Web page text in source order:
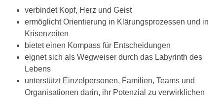
verbindet Kopf, Herz und Geist
ermöglicht Orientierung in Klärungsprozessen und in
Krisenzeiten
bietet einen Kompass für Entscheidungen
eignet sich als Wegweiser durch das Labyrinth des
Lebens
unterstützt Einzelpersonen, Familien, Teams und
Organisationen darin, ihr Potenzial zu verwirklichen